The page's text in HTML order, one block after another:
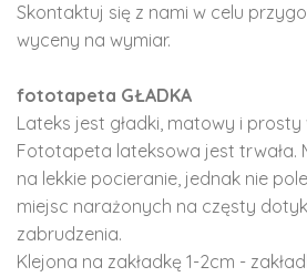
Skontaktuj się z nami w celu
wyceny na wymiar.
fototapeta GŁADKA
Lateks jest gładki, matowy i prosty
Fototapeta lateksowa jest trwała.
na lekkie pocieranie, jednak nie
miejsc narażonych na częsty
zabrudzenia.
Klejona na zakładkę 1-2cm -